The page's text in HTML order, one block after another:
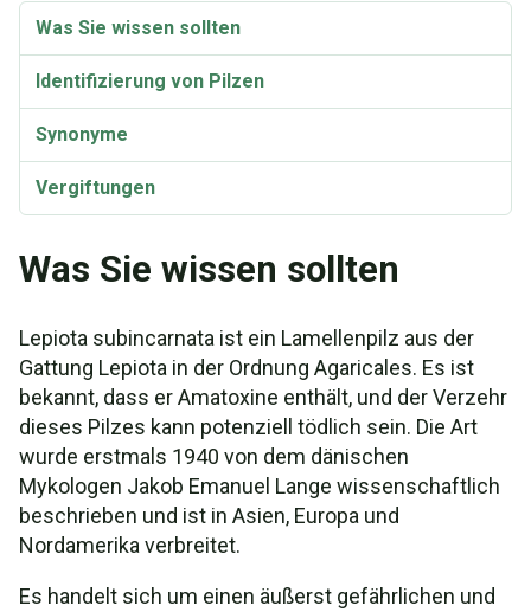
Was Sie wissen sollten
Identifizierung von Pilzen
Synonyme
Vergiftungen
Was Sie wissen sollten
Lepiota subincarnata ist ein Lamellenpilz aus der
Gattung Lepiota in der Ordnung Agaricales. Es ist
bekannt, dass er Amatoxine enthält, und der Verzehr
dieses Pilzes kann potenziell tödlich sein. Die Art
wurde erstmals 1940 von dem dänischen
Mykologen Jakob Emanuel Lange wissenschaftlich
beschrieben und ist in Asien, Europa und
Nordamerika verbreitet.
Es handelt sich um einen äußerst gefährlichen und